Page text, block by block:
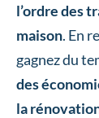
l’ordre des
maison. En
gagnez du
des
la